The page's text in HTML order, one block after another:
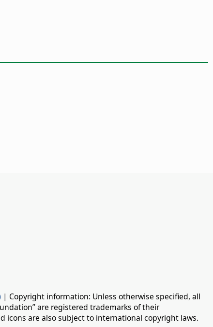
| Copyright information: Unless otherwise specified, all
are registered trademarks of their
icons are also subject to international copyright laws.